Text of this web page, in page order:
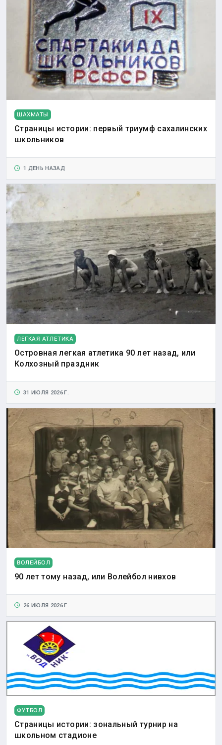
ШАХМАТЫ
Страницы истории: первый триумф сахалинских
школьников
1 ДЕНЬ НАЗАД
ЛЕГКАЯ АТЛЕТИКА
Островная легкая атлетика 90 лет назад, или
Колхозный праздник
31 ИЮЛЯ 2026 Г.
ВОЛЕЙБОЛ
90 лет тому назад, или Волейбол нивхов
26 ИЮЛЯ 2026 Г.
ФУТБОЛ
Страницы истории: зональный турнир на
школьном стадионе